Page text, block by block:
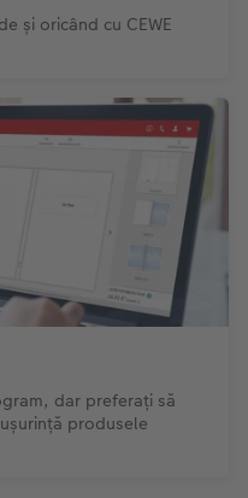
și oricând cu CEWE
dar preferați să
produsele